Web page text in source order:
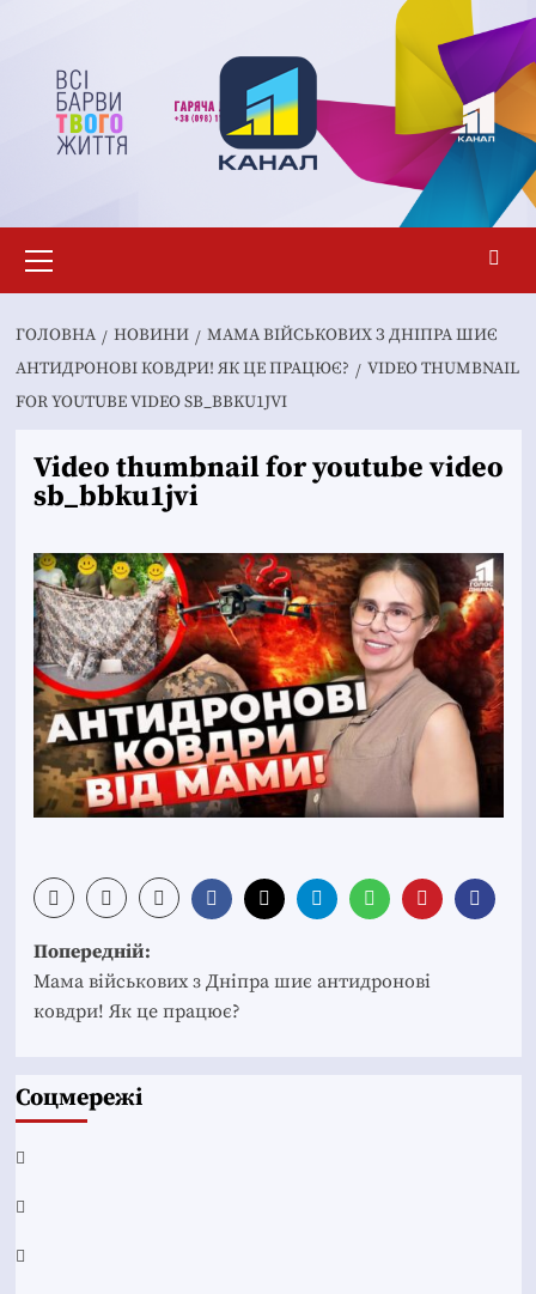
вмісту
меню
ГОЛОВНА НОВИНИ
МАМА ВІЙСЬКОВИХ З ДНІПРА ШИЄ
АНТИДРОНОВІ КОВДРИ! ЯК ЦЕ ПРАЦЮЄ?
VIDEO THUMBNAIL
FOR YOUTUBE VIDEO SB_BBKU1JVI
Video thumbnail for youtube video
sb_bbku1jvi
Post
navigation
Попередній:
Мама військових з Дніпра шиє антидронові
ковдри! Як це працює?
Соцмережі
Facebook
YouTube
Telegram